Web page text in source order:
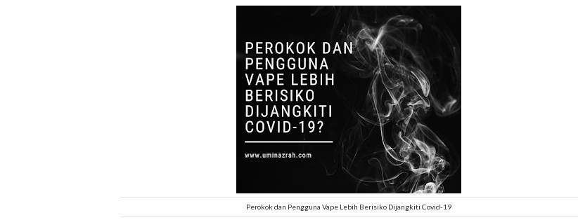
Perokok dan Pengguna Vape Lebih Berisiko Dijangkiti Covid-19